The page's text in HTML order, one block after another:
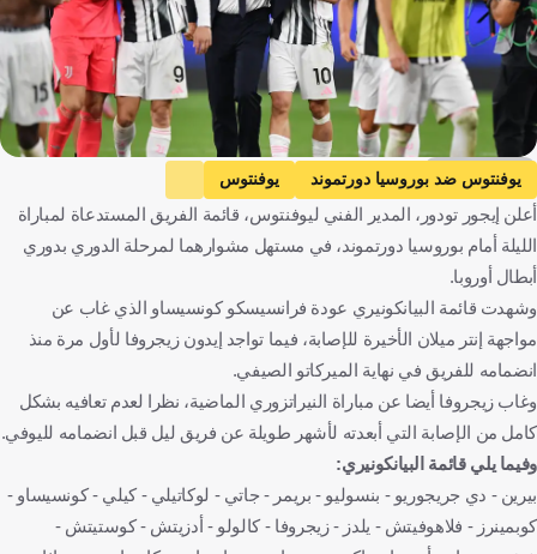
Getty Images
يوفنتوس ضد بوروسيا دورتموند
يوفنتوس
بوروسيا دورتموند
دوري أبطال أوروبا إيطاليا
ألمانيا
كرة قدم
أعلن إيجور تودور، المدير الفني ليوفنتوس، قائمة الفريق المستدعاة لمباراة
الليلة أمام بوروسيا دورتموند، في مستهل مشوارهما لمرحلة الدوري بدوري
أبطال أوروبا.
وشهدت قائمة البيانكونيري عودة فرانسيسكو كونسيساو الذي غاب عن
مواجهة إنتر ميلان الأخيرة للإصابة، فيما تواجد إيدون زيجروفا لأول مرة منذ
انضمامه للفريق في نهاية الميركاتو الصيفي.
وغاب زيجروفا أيضا عن مباراة النيراتزوري الماضية، نظرا لعدم تعافيه بشكل
كامل من الإصابة التي أبعدته لأشهر طويلة عن فريق ليل قبل انضمامه لليوفي.
وفيما يلي قائمة البيانكونيري:
بيرين - دي جريجوريو - بنسوليو - بريمر - جاتي - لوكاتيلي - كيلي - كونسيساو -
كوبمينرز - فلاهوفيتش - يلدز - زيجروفا - كالولو - أدزيتش - كوستيتش -